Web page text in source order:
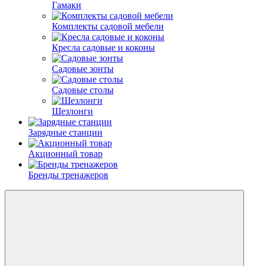
Гамаки
Комплекты садовой мебели
Кресла садовые и коконы
Садовые зонты
Садовые столы
Шезлонги
Зарядные станции
Акционный товар
Бренды тренажеров